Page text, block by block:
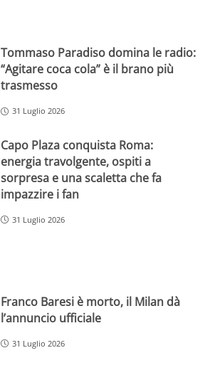
Tommaso Paradiso domina le radio:
“Agitare coca cola” è il brano più
trasmesso
31 Luglio 2026
Capo Plaza conquista Roma:
energia travolgente, ospiti a
sorpresa e una scaletta che fa
impazzire i fan
31 Luglio 2026
Franco Baresi è morto, il Milan dà
l’annuncio ufficiale
31 Luglio 2026